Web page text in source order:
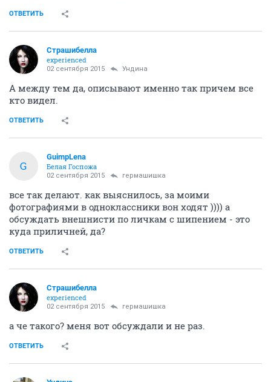
ОТВЕТИТЬ
Страшибелла
experienced
02 сентября 2015 Ундинa
А между тем да, описывают именно так причем все
кто видел.
ОТВЕТИТЬ
G
GuimpLena
Белая Госпожа
02 сентября 2015 гермашишка
все так делают. как выяснилось, за моими
фотографиями в одноклассники вон ходят )))) а
обсуждать внешнисти по личкам с шипением - это
куда приличней, да?
ОТВЕТИТЬ
Страшибелла
experienced
02 сентября 2015 гермашишка
а че такого? меня вот обсуждали и не раз.
ОТВЕТИТЬ